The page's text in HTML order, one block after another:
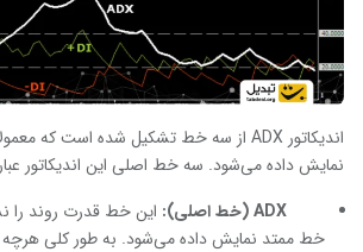
اندیکاتور ADX از سه خط تشکیل شده است که
نمایش داده می‌شود. سه خط اصلی این اندیکاتور
ADX(خط اصلی): این خط قدرت روند را
خط ممتد نمایش داده می‌شود. به طور کلی هرچه